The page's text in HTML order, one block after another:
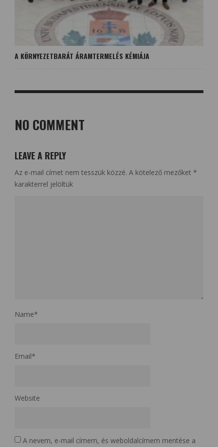
A KÖRNYEZETBARÁT ÁRAMTERMELÉS KÉMIÁJA
NO COMMENT
LEAVE A REPLY
Az e-mail címet nem tesszük közzé. A kötelező mezőket *
karakterrel jelöltük
Name*
Email*
Website
A nevem, e-mail címem, és weboldalcímem mentése a